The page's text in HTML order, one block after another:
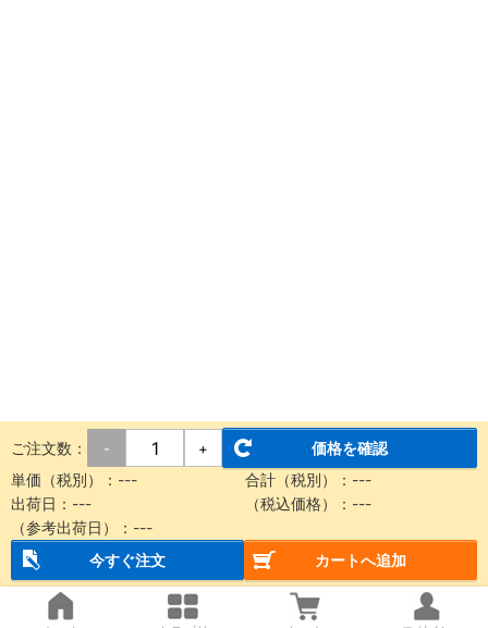
ご注文数： - +
価格を確認
単価（税別）： --- 合計（税別）： ---
出荷日： --- （税込価格）： ---
（参考出荷日）： ---
今すぐ注文
カートへ追加